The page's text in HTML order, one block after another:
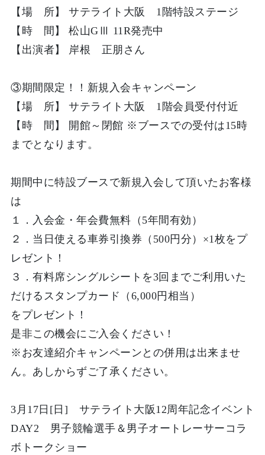
【場 所】 サテライト大阪 1階特設ステージ
【時 間】 松山GⅢ 11R発売中
【出演者】 岸根 正朋さん
③期間限定！！新規入会キャンペーン
【場 所】 サテライト大阪 1階会員受付付近
【時 間】 開館～閉館 ※ブースでの受付は15時
までとなります。
期間中に特設ブースで新規入会して頂いたお客様
は
１．入会金・年会費無料（ 5年間有効 ）
２．当日使える車券引換券（ 500円分 ）×1枚をプ
レゼント！
３． 有料席シングルシートを3回 までご利用いた
だけるスタンプカード（ 6,000円相当 ）
をプレゼント！
是非この機会にご入会ください！
※ お友達紹介キャンペーンとの併用は出来ませ
ん。あしからずご了承ください。
3月17日[ 日 ] サテライト大阪12周年記念イベント
DAY2 男子競輪選手＆男子オートレーサーコラ
ボトークショー